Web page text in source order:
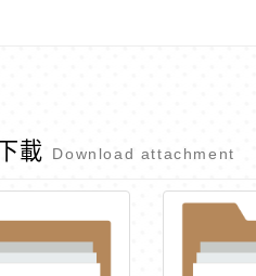
載 Download attachment